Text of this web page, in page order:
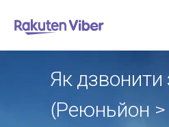
Як дзвонити
(Реюньйон